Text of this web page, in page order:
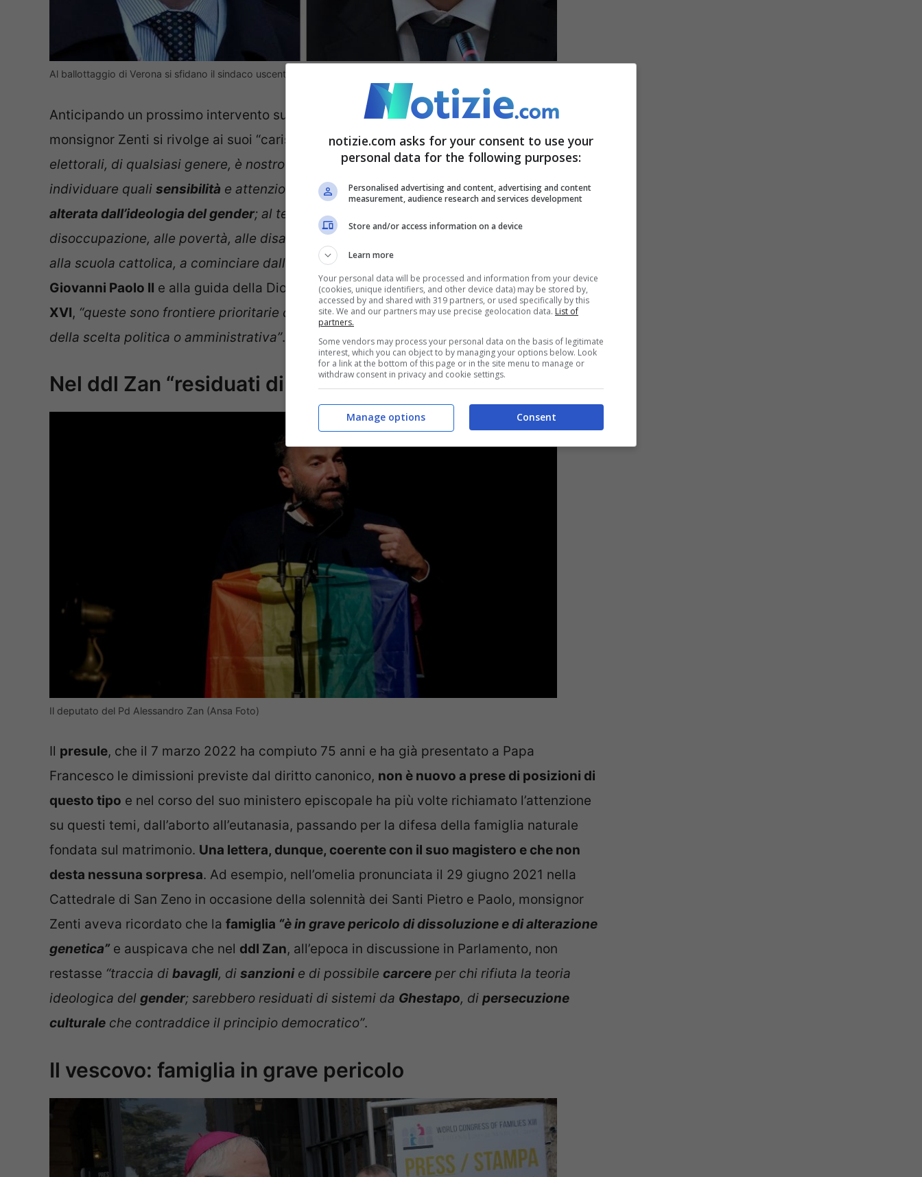
Al ballottaggio di Verona si sfidano il sindaco uscente Sboarina e Damiano Tommasi (Foto Ansa)
Anticipando un prossimo intervento su Verona Fedele, il settimanale diocesano,
monsignor Zenti si rivolge ai suoi “carissimi confratelli” e scrive che“nelle varie tornate
elettorali, di qualsiasi genere, è nostro dovere far coscienza a noi stessi e ai fedeli di
individuare quali sensibilità e attenzioni sonoriservateallafamiglia voluta da Dioenon
alterata dall’ideologia del gender; al tema dell’
disoccupazione, alle povertà, alle disabilità, all’accoglienza dello straniero; ai giovani;
alla scuola cattolica, a cominciare dalle materne”. PerZenti
Giovanni Paolo II e alla guida della Diocesi veronese dal 2007 per volontà diBenedetto
XVI, “queste sono frontiere prioritarie che fanno da filtro per la coscienza nei confronti
della scelta politica o amministrativa”.
Nel ddl Zan “residuati di sistemi da Ghestapo”
Il deputato del Pd Alessandro Zan (Ansa Foto)
Il presule, che il 7 marzo 2022 ha compiuto 75 anni e ha già presentato a Papa
Francesco le dimissioni previste dal diritto canonico, non è nuovo a prese di posizioni di
questo tipo e nel corso del suo ministero episcopale ha più volte richiamato l’attenzione
su questi temi, dall’aborto all’eutanasia, passando per la difesa della famiglia naturale
fondata sul matrimonio. Una lettera, dunque, coerente con il suo magistero e che non
desta nessuna sorpresa. Ad esempio, nell’omelia pronunciata il 29 giugno 2021 nella
Cattedrale di San Zeno in occasione della solennità dei Santi Pietro e Paolo, monsignor
Zenti aveva ricordato che la famiglia “è in grave pericolo di dissoluzione e di alterazione
genetica” e auspicava che nel ddl Zan, all’epoca in discussione in Parlamento, non
restasse “traccia di bavagli, di sanzionie di possibile carcere per chi rifiuta la teoria
ideologica del gender; sarebbero residuati di sistemi da Ghestapo, di persecuzione
culturale che contraddice il principio democratico”.
Il vescovo: famiglia in grave pericolo
notizie.com asks for your consent to use your
personal data for the following purposes:
Personalised advertising and content, advertising and content
measurement, audience research and services development
Store and/or access information on a device
Learn more
Your personal data will be processed and information from your device
(cookies, unique identifiers, and other device data) may be stored by,
accessed by and shared with 319 partners, or used specifically by this
site. We and our partners may use precise geolocation data. List of
partners.
Some vendors may process your personal data on the basis of legitimate
interest, which you can object to by managing your options below. Look
for a link at the bottom of this page or in the site menu to manage or
withdraw consent in privacy and cookie settings.
Consent
Manage options